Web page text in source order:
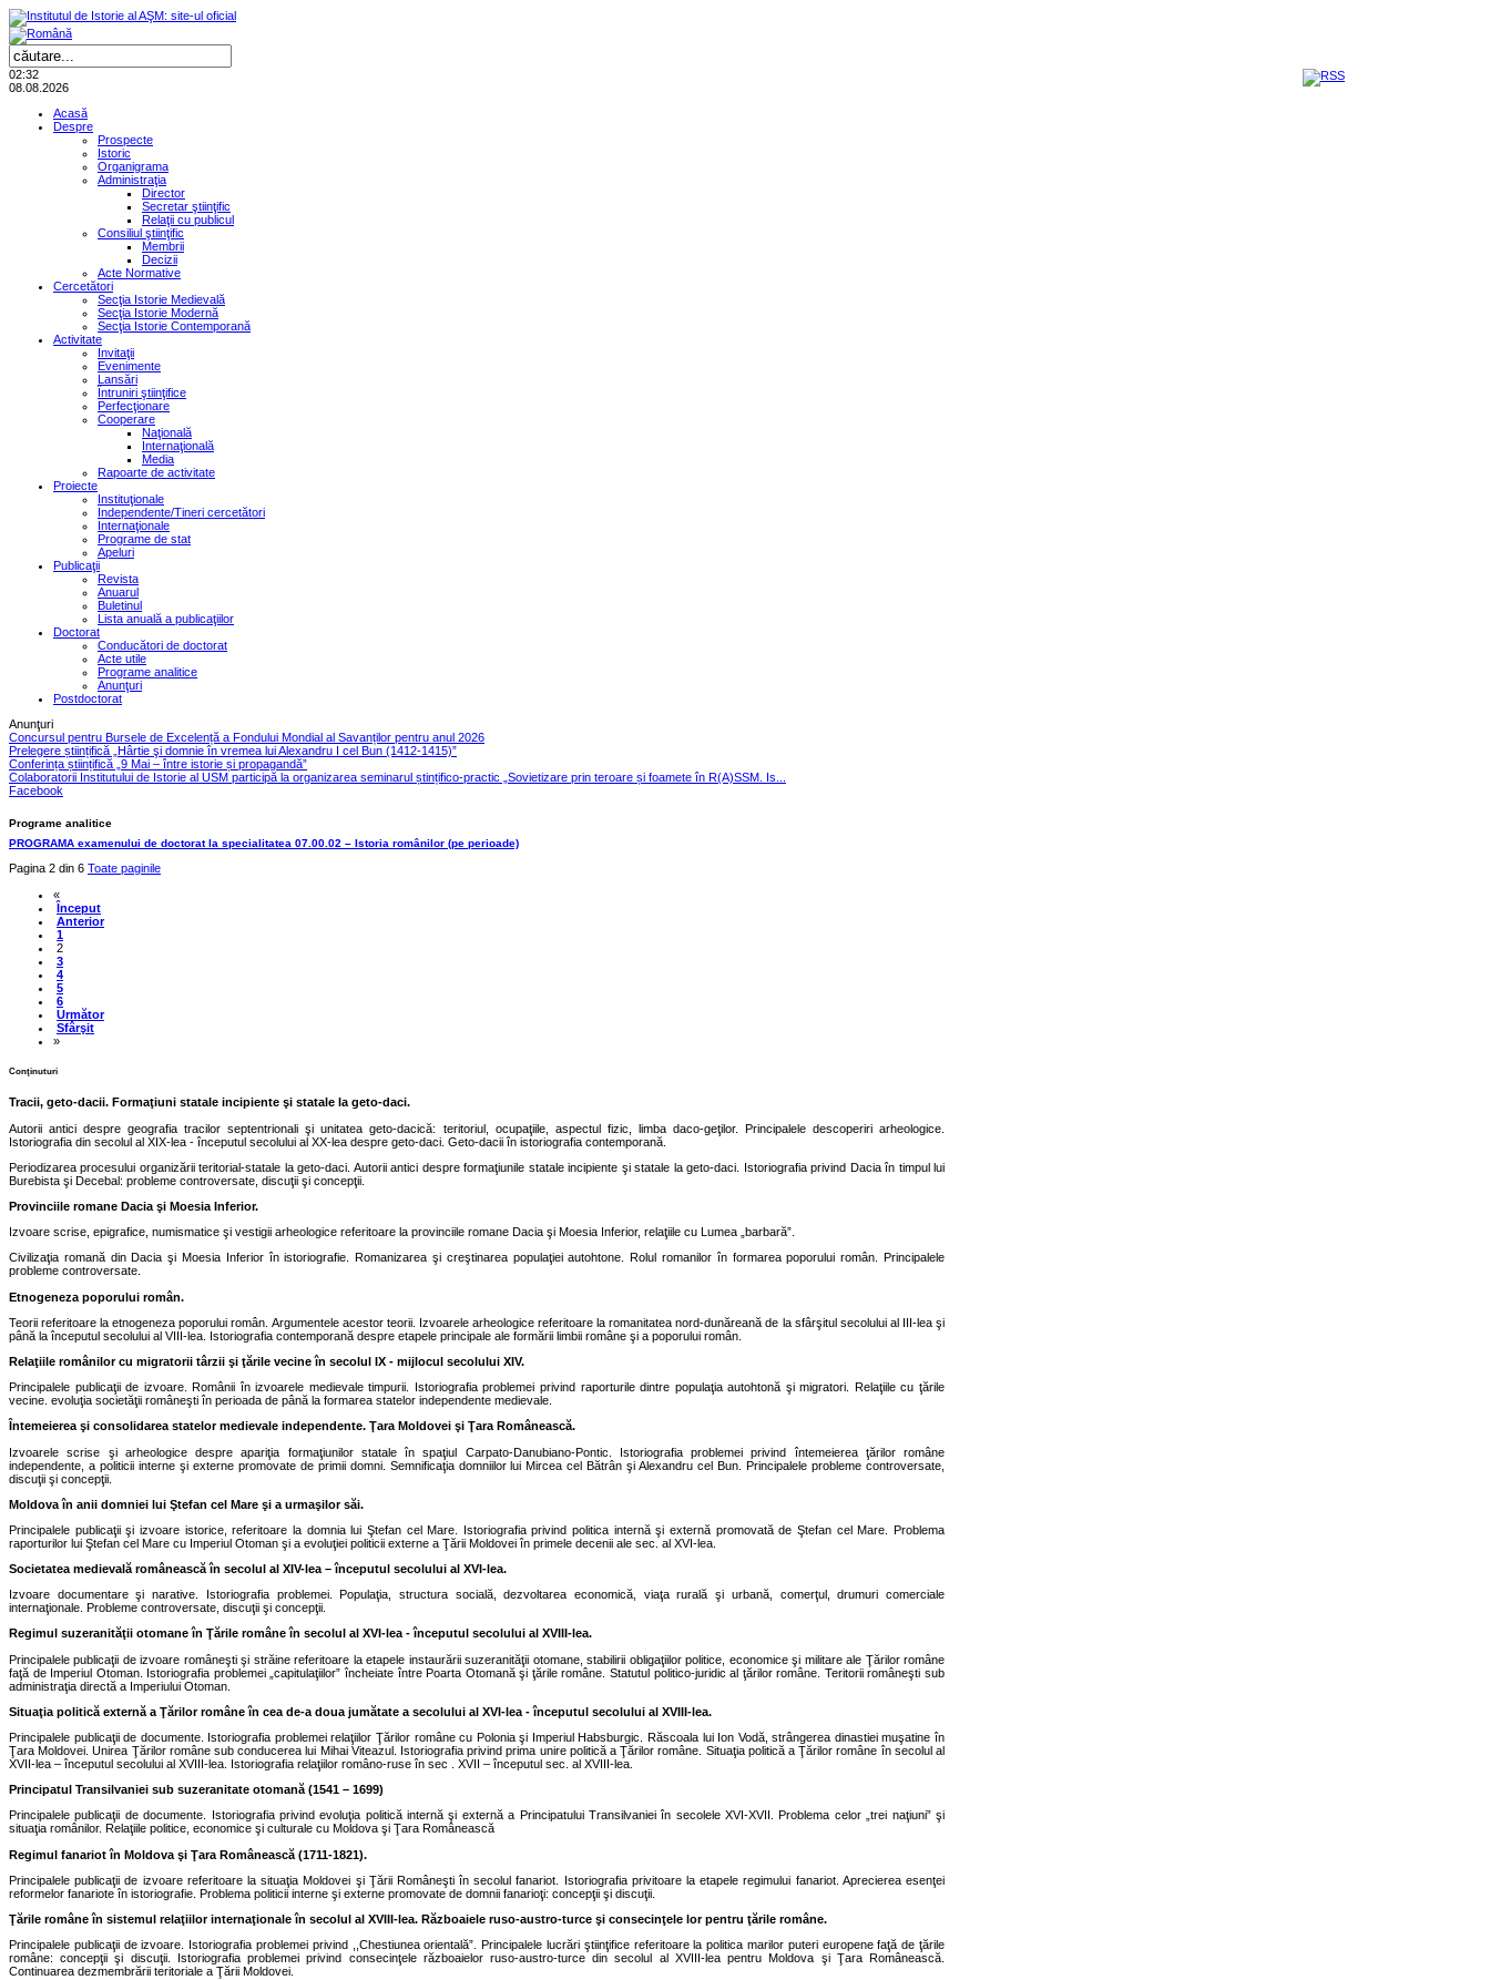
02:32
08.08.2026
Acasă
Despre
Prospecte
Istoric
Organigrama
Administraţia
Director
Secretar ştiinţific
Relaţii cu publicul
Consiliul ştiinţific
Membrii
Decizii
Acte Normative
Cercetători
Secţia Istorie Medievală
Secţia Istorie Modernă
Secţia Istorie Contemporană
Activitate
Invitaţii
Evenimente
Lansări
Întruniri ştiinţifice
Perfecţionare
Cooperare
Naţională
Internaţională
Media
Rapoarte de activitate
Proiecte
Instituţionale
Independente/Tineri cercetători
Internaţionale
Programe de stat
Apeluri
Publicaţii
Revista
Anuarul
Buletinul
Lista anuală a publicaţiilor
Doctorat
Conducători de doctorat
Acte utile
Programe analitice
Anunţuri
Postdoctorat
Anunţuri
Concursul pentru Bursele de Excelență a Fondului Mondial al Savanților pentru anul 2026
Prelegere științifică „Hârtie şi domnie în vremea lui Alexandru I cel Bun (1412-1415)”
Conferința științifică „9 Mai – între istorie și propagandă”
Colaboratorii Institutului de Istorie al USM participă la organizarea seminarul ștințifico-practic „Sovietizare prin teroare și foamete în R(A)SSM. Is...
Facebook
Programe analitice
PROGRAMA examenului de doctorat la specialitatea 07.00.02 – Istoria românilor (pe perioade)
Pagina 2 din 6 Toate paginile
«
Început
Anterior
1
2
3
4
5
6
Următor
Sfârşit
»
Conţinuturi
Tracii, geto-dacii. Formaţiuni statale incipiente şi statale la geto-daci.
Autorii antici despre geografia tracilor septentrionali şi unitatea geto-dacică: teritoriul, ocupaţiile, aspectul fizic, limba daco-geţilor. Principalele descoperiri arheologice.
Istoriografia din secolul al XIX-lea - începutul secolului al XX-lea despre geto-daci. Geto-dacii în istoriografia contemporană.
Periodizarea procesului organizării teritorial-statale la geto-daci. Autorii antici despre formaţiunile statale incipiente şi statale la geto-daci. Istoriografia privind Dacia în timpul lui
Burebista şi Decebal: probleme controversate, discuţii şi concepţii.
Provinciile romane Dacia şi Moesia Inferior.
Izvoare scrise, epigrafice, numismatice şi vestigii arheologice referitoare la provinciile romane Dacia şi Moesia Inferior, relaţiile cu Lumea „barbară”.
Civilizaţia romană din Dacia şi Moesia Inferior în istoriografie. Romanizarea şi creştinarea populaţiei autohtone. Rolul romanilor în formarea poporului român. Principalele
probleme controversate.
Etnogeneza poporului român.
Teorii referitoare la etnogeneza poporului român. Argumentele acestor teorii. Izvoarele arheologice referitoare la romanitatea nord-dunăreană de la sfârşitul secolului al III-lea şi
până la începutul secolului al VIII-lea. Istoriografia contemporană despre etapele principale ale formării limbii române şi a poporului român.
Relaţiile românilor cu migratorii târzii şi ţările vecine în secolul IX - mijlocul secolului XIV.
Principalele publicaţii de izvoare. Românii în izvoarele medievale timpurii. Istoriografia problemei privind raporturile dintre populaţia autohtonă şi migratori. Relaţiile cu ţările
vecine. evoluţia societăţii româneşti în perioada de până la formarea statelor independente medievale.
Întemeierea şi consolidarea statelor medievale independente. Ţara Moldovei şi Ţara Românească.
Izvoarele scrise şi arheologice despre apariţia formaţiunilor statale în spaţiul Carpato-Danubiano-Pontic. Istoriografia problemei privind întemeierea ţărilor române
independente, a politicii interne şi externe promovate de primii domni. Semnificaţia domniilor lui Mircea cel Bătrân şi Alexandru cel Bun. Principalele probleme controversate,
discuţii şi concepţii.
Moldova în anii domniei lui Ştefan cel Mare şi a urmaşilor săi.
Principalele publicaţii şi izvoare istorice, referitoare la domnia lui Ştefan cel Mare. Istoriografia privind politica internă şi externă promovată de Ştefan cel Mare. Problema
raporturilor lui Ştefan cel Mare cu Imperiul Otoman şi a evoluţiei politicii externe a Ţării Moldovei în primele decenii ale sec. al XVI-lea.
Societatea medievală românească în secolul al XIV-lea – începutul secolului al XVI-lea.
Izvoare documentare şi narative. Istoriografia problemei. Populaţia, structura socială, dezvoltarea economică, viaţa rurală şi urbană, comerţul, drumuri comerciale
internaţionale. Probleme controversate, discuţii şi concepţii.
Regimul suzeranităţii otomane în Ţările române în secolul al XVI-lea - începutul secolului al XVIII-lea.
Principalele publicaţii de izvoare româneşti şi străine referitoare la etapele instaurării suzeranităţii otomane, stabilirii obligaţiilor politice, economice şi militare ale Ţărilor române
faţă de Imperiul Otoman. Istoriografia problemei „capitulaţiilor” încheiate între Poarta Otomană şi ţările române. Statutul politico-juridic al ţărilor române. Teritorii româneşti sub
administraţia directă a Imperiului Otoman.
Situaţia politică externă a Ţărilor române în cea de-a doua jumătate a secolului al XVI-lea - începutul secolului al XVIII-lea.
Principalele publicaţii de documente. Istoriografia problemei relaţiilor Ţărilor române cu Polonia şi Imperiul Habsburgic. Răscoala lui Ion Vodă, strângerea dinastiei muşatine în
Ţara Moldovei. Unirea Ţărilor române sub conducerea lui Mihai Viteazul. Istoriografia privind prima unire politică a Ţărilor române. Situaţia politică a Ţărilor române în secolul al
XVII-lea – începutul secolului al XVIII-lea. Istoriografia relaţiilor româno-ruse în sec . XVII – începutul sec. al XVIII-lea.
Principatul Transilvaniei sub suzeranitate otomană (1541 – 1699)
Principalele publicaţii de documente. Istoriografia privind evoluţia politică internă şi externă a Principatului Transilvaniei în secolele XVI-XVII. Problema celor „trei naţiuni” şi
situaţia românilor. Relaţiile politice, economice şi culturale cu Moldova şi Ţara Românească
Regimul fanariot în Moldova şi Ţara Românească (1711-1821).
Principalele publicaţii de izvoare referitoare la situaţia Moldovei şi Ţării Româneşti în secolul fanariot. Istoriografia privitoare la etapele regimului fanariot. Aprecierea esenţei
reformelor fanariote în istoriografie. Problema politicii interne şi externe promovate de domnii fanarioţi: concepţii şi discuţii.
Ţările române în sistemul relaţiilor internaţionale în secolul al XVIII-lea. Războaiele ruso-austro-turce şi consecinţele lor pentru ţările române.
Principalele publicaţii de izvoare. Istoriografia problemei privind ,,Chestiunea orientală”. Principalele lucrări ştiinţifice referitoare la politica marilor puteri europene faţă de ţările
române: concepţii şi discuţii. Istoriografia problemei privind consecinţele războaielor ruso-austro-turce din secolul al XVIII-lea pentru Moldova şi Ţara Românească.
Continuarea dezmembrării teritoriale a Ţării Moldovei.